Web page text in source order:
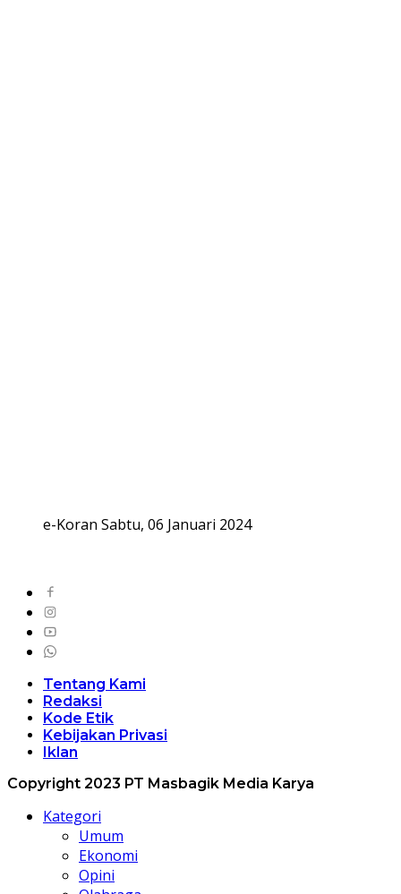
e-Koran Sabtu, 06 Januari 2024
Tentang Kami
Redaksi
Kode Etik
Kebijakan Privasi
Iklan
Copyright 2023 PT Masbagik Media Karya
Kategori
Umum
Ekonomi
Opini